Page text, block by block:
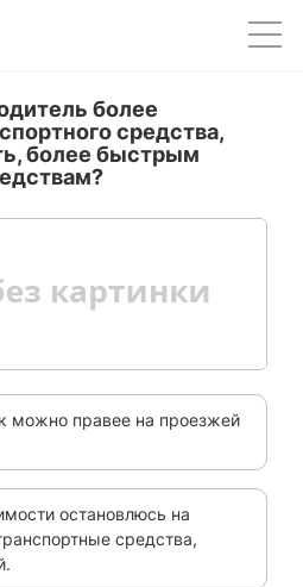
более
средства,
более быстрым
можно правее на проезжей
остановлюсь на
средства,